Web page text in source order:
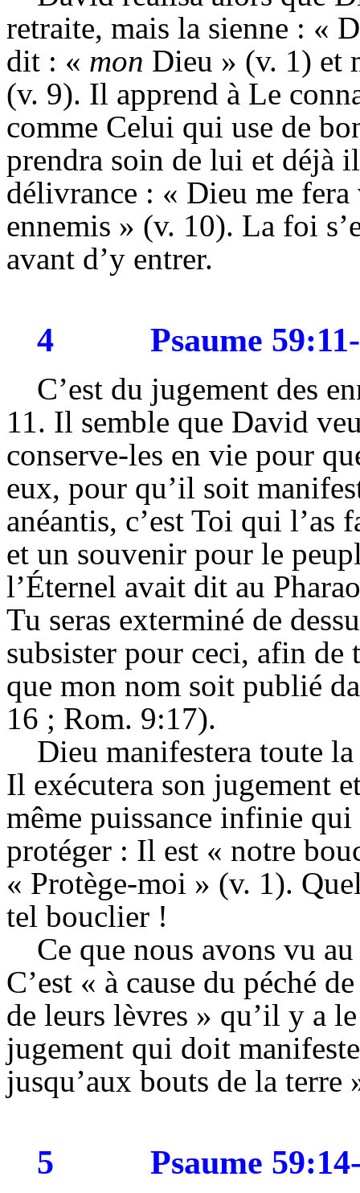
retraite, mais la sienne : «
dit : « mon Dieu » (v. 1) et
(v. 9). Il apprend à Le
comme Celui qui use de
prendra soin de lui et déjà
délivrance : « Dieu me
ennemis » (v. 10). La foi
avant d’y entrer.
4 Psaume
C’est du jugement des
11. Il semble que David
conserve-les en vie pour
eux, pour qu’il soit
anéantis, c’est Toi qui l’as
et un souvenir pour le
l’Éternel avait dit au
Tu seras exterminé de
subsister pour ceci, afin de
que mon nom soit publié
16 ; Rom. 9:17).
Dieu manifestera toute
Il exécutera son jugement
même puissance infinie
protéger : Il est « notre
« Protège-moi » (v. 1).
tel bouclier !
Ce que nous avons vu
C’est « à cause du péché
de leurs lèvres » qu’il y a
jugement qui doit
jusqu’aux bouts de la terre
5 Psaume